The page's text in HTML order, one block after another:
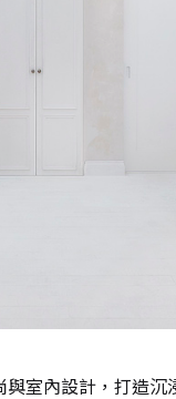
室內設計，打造沉